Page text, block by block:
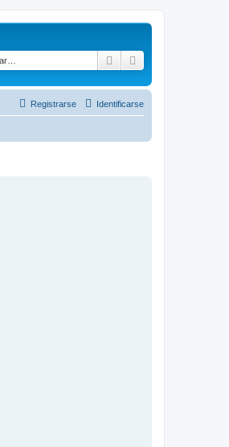
Buscar
Identificarse
Registrarse